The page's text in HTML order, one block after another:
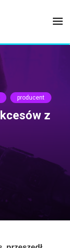
producent
z